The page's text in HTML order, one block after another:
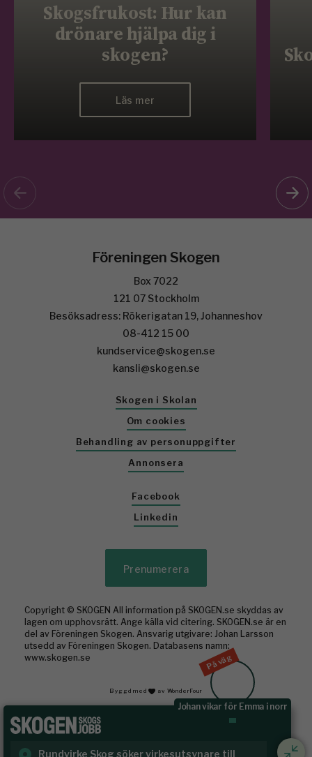
Skogsfrukost: Hur kan
drönare hjälpa dig i
skogen?
Läs mer
På väg
Johan vikar för Emma i norr
Rundvirke Skog söker virkesutsynare till
Föreningen Skogen
Box 7022
121 07 Stockholm
Besöksadress: Rökerigatan 19, Johanneshov
08-412 15 00
kundservice@skogen.se
kansli@skogen.se
Skogen i Skolan
Om cookies
Behandling av personuppgifter
Annonsera
Facebook
Linkedin
Prenumerera
Copyright © SKOGEN All information på SKOGEN.se skyddas av
lagen om upphovsrätt. Ange källa vid citering. SKOGEN.se är en
del av Föreningen Skogen. Ansvarig utgivare: Johan Larsson
utsedd av Föreningen Skogen. Databasens namn:
www.skogen.se
Byggd med av WonderFour